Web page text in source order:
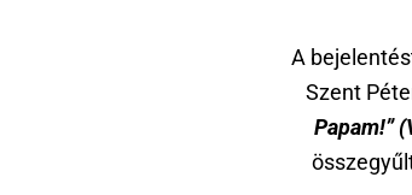
A
Szent
Papam!”